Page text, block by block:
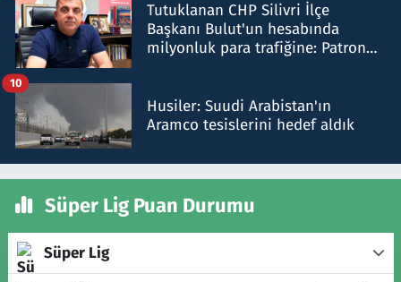
Tutuklanan CHP Silivri İlçe
Başkanı Bulut'un hesabında
milyonluk para trafiğine: Patron
Husiler: Suudi Arabistan'ın
Aramco tesislerini hedef aldık
10
Süper Lig Puan Durumu
Süper Lig